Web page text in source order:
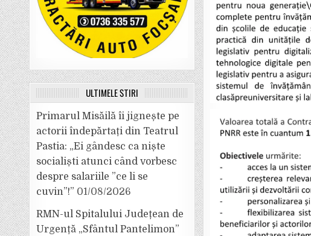
ULTIMELE ȘTIRI
Primarul Misăilă îi jignește pe
actorii îndepărtați din Teatrul
Pastia: „Ei gândesc ca niște
socialiști atunci când vorbesc
despre salariile ”ce li se
cuvin”!” 01/08/2026
RMN-ul Spitalului Județean de
Urgență „Sfântul Pantelimon”